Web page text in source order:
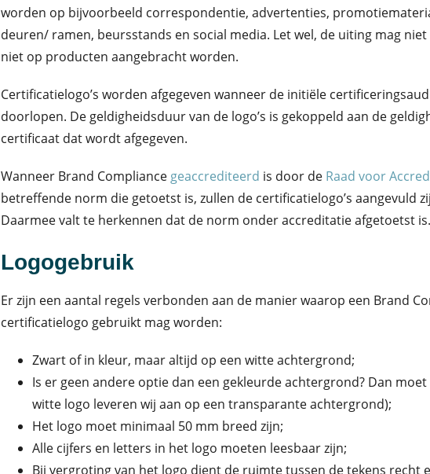
worden op bijvoorbeeld correspondentie, advertenties,
deuren/ ramen, beursstands en social media. Let wel, de uiting mag
niet op producten aangebracht worden.
Certificatielogo’s worden afgegeven wanneer de initiële
doorlopen. De geldigheidsduur van de logo’s is gekoppeld aan de
certificaat dat wordt afgegeven.
Wanneer Brand Compliance geaccrediteerd is door de Raad voor
betreffende norm die getoetst is, zullen de certificatielogo’s aangevuld
Daarmee valt te herkennen dat de norm onder accreditatie afgetoetst is.
Logogebruik
Er zijn een aantal regels verbonden aan de manier waarop een Brand
certificatielogo gebruikt mag worden:
Zwart of in kleur, maar altijd op een witte achtergrond;
Is er geen andere optie dan een gekleurde achtergrond? Dan
witte logo leveren wij aan op een transparante achtergrond);
Het logo moet minimaal 50 mm breed zijn;
Alle cijfers en letters in het logo moeten leesbaar zijn;
Bij vergroting van het logo dient de ruimte tussen de tekens recht